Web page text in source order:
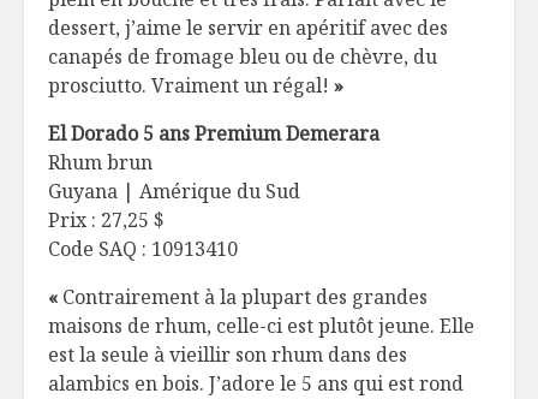
dessert, j’aime le servir en apéritif avec des
canapés de fromage bleu ou de chèvre, du
prosciutto. Vraiment un régal! »
El Dorado 5 ans Premium Demerara
Rhum brun
Guyana | Amérique du Sud
Prix : 27,25 $
Code SAQ : 10913410
« Contrairement à la plupart des grandes
maisons de rhum, celle-ci est plutôt jeune. Elle
est la seule à vieillir son rhum dans des
alambics en bois. J’adore le 5 ans qui est rond